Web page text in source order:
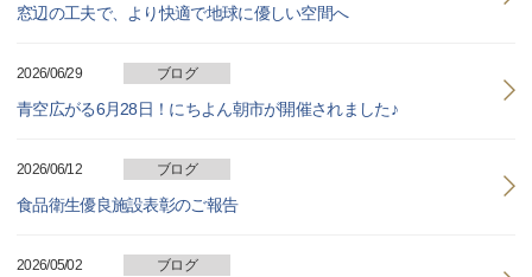
窓辺の工夫で、より快適で地球に優しい空間へ
2026/06/29 ブログ
青空広がる6月28日！にちよん朝市が開催されました♪
2026/06/12 ブログ
食品衛生優良施設表彰のご報告
2026/05/02 ブログ